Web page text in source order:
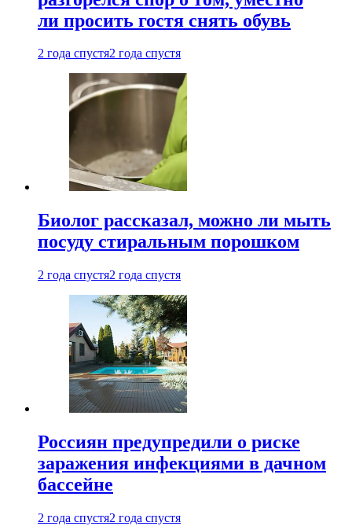
ли просить гостя снять обувь
2 года спустя2 года спустя
Биолог рассказал, можно ли мыть
посуду стиральным порошком
2 года спустя2 года спустя
Россиян предупредили о риске
заражения инфекциями в дачном
бассейне
2 года спустя2 года спустя